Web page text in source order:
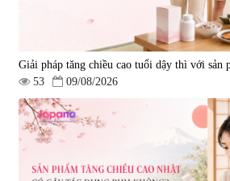
Giải pháp tăng chiều cao tuổi dậy thì với sản
53
09/08/2026